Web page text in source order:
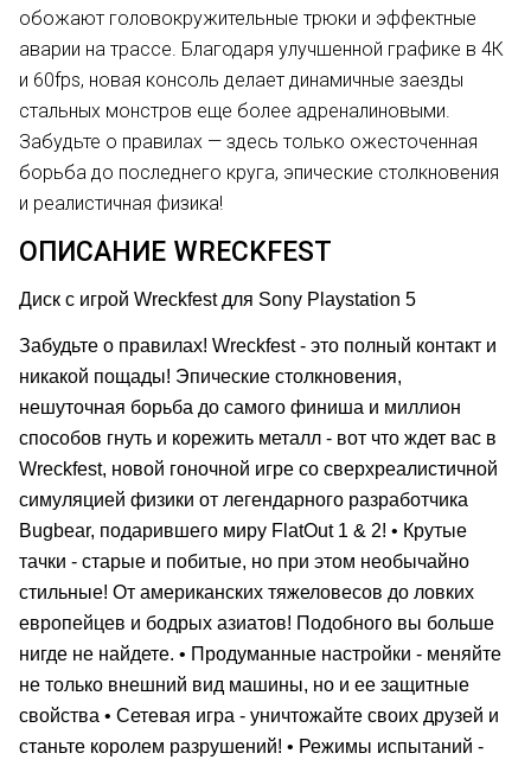
обожают головокружительные трюки и эффектные
аварии на трассе. Благодаря улучшенной графике в 4К
и 60fps, новая консоль делает динамичные заезды
стальных монстров еще более адреналиновыми.
Забудьте о правилах — здесь только ожесточенная
борьба до последнего круга, эпические столкновения
и реалистичная физика!
ОПИСАНИЕ WRECKFEST
Диск с игрой Wreckfest для Sony Playstation 5
Забудьте о правилах! Wreckfest - это полный контакт и
никакой пощады! Эпические столкновения,
нешуточная борьба до самого финиша и миллион
способов гнуть и корежить металл - вот что ждет вас в
Wreckfest, новой гоночной игре со сверхреалистичной
симуляцией физики от легендарного разработчика
Bugbear, подарившего миру FlatOut 1 & 2! • Крутые
тачки - старые и побитые, но при этом необычайно
стильные! От американских тяжеловесов до ловких
европейцев и бодрых азиатов! Подобного вы больше
нигде не найдете. • Продуманные настройки - меняйте
не только внешний вид машины, но и ее защитные
свойства • Сетевая игра - уничтожайте своих друзей и
станьте королем разрушений! • Режимы испытаний -